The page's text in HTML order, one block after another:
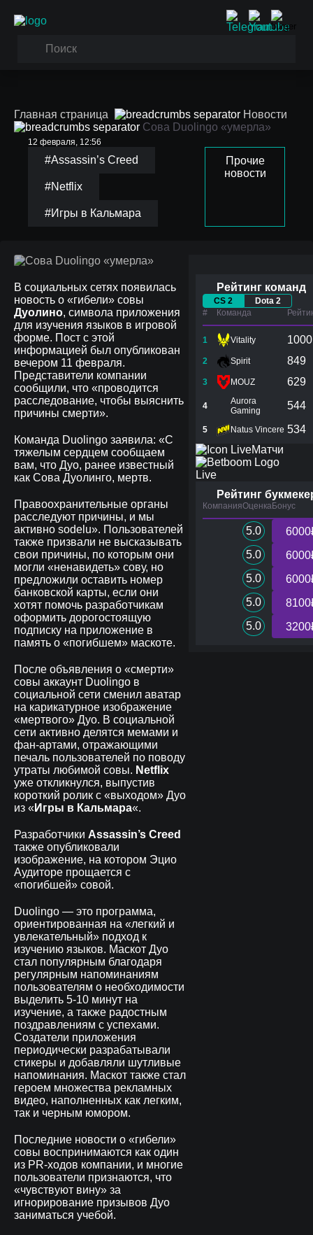
Главная страница
Новости
Сова Duolingo «умерла»
12 февраля, 12:56
#Assassin’s Creed
#Netflix
#Игры в Кальмара
Прочие
новости
В социальных сетях появилась
новость о «гибели» совы
Дуолино, символа приложения
для изучения языков в игровой
форме. Пост с этой
информацией был опубликован
вечером 11 февраля.
Представители компании
сообщили, что «проводится
расследование, чтобы выяснить
причины смерти».
Команда Duolingo заявила: «С
тяжелым сердцем сообщаем
вам, что Дуо, ранее известный
как Сова Дуолинго, мертв.
Правоохранительные органы
расследуют причины, и мы
активно sodelu». Пользователей
также призвали не высказывать
свои причины, по которым они
могли «ненавидеть» сову, но
предложили оставить номер
банковской карты, если они
хотят помочь разработчикам
оформить дорогостоящую
подписку на приложение в
память о «погибшем» маскоте.
После объявления о «смерти»
совы аккаунт Duolingo в
социальной сети сменил аватар
на карикатурное изображение
«мертвого» Дуо. В социальной
сети активно делятся мемами и
фан-артами, отражающими
печаль пользователей по поводу
утраты любимой совы. Netflix
уже откликнулся, выпустив
короткий ролик с «выходом» Дуо
из « Игры в Кальмара«.
Разработчики Assassin’s Creed
также опубликовали
изображение, на котором Эцио
Аудиторе прощается с
«погибшей» совой.
Duolingo — это программа,
ориентированная на «легкий и
увлекательный» подход к
изучению языков. Маскот Дуо
стал популярным благодаря
регулярным напоминаниям
пользователям о необходимости
выделить 5-10 минут на
изучение, а также радостным
поздравлениям с успехами.
Создатели приложения
периодически разрабатывали
стикеры и добавляли шутливые
напоминания. Маскот также стал
героем множества рекламных
видео, наполненных как легким,
так и черным юмором.
Последние новости о «гибели»
совы воспринимаются как один
из PR-ходов компании, и многие
пользователи признаются, что
«чувствуют вину» за
игнорирование призывов Дуо
заниматься учебой.
Рейтинг команд
CS 2
Dota 2
#
Команда
1 Vitality 1000
2 Spirit 849
3 MOUZ 629
4
Aurora
Gaming
544
5 Natus Vincere 534
Матчи
Live
Рейтинг
КомпанияОценкаБонус
5.0
5.0
5.0
5.0
5.0